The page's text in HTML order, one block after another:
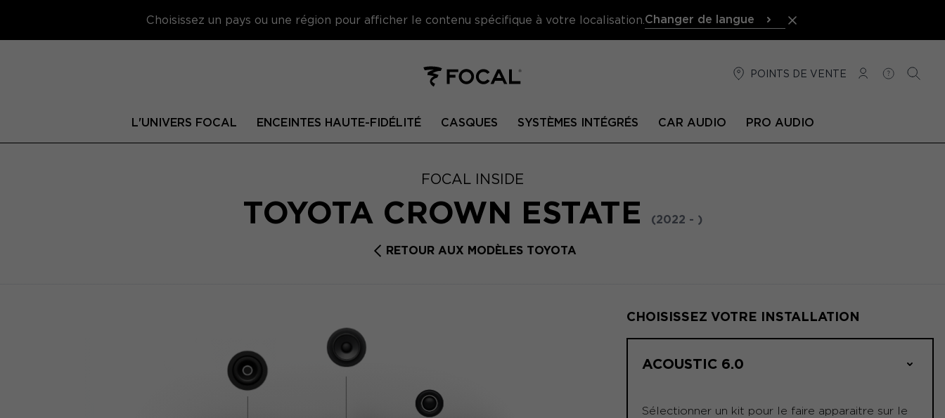
Choisissez un pays ou une région pour afficher le contenu spécifique à votre localisation. Changer de langue
POINTS DE VENTE
CONNEXION
AIDE
L'UNIVERS FOCAL ENCEINTES HAUTE-FIDÉLITÉ CASQUES SYSTÈMES INTÉGRÉS CAR AUDIO PRO AUDIO
FOCAL INSIDE
TOYOTA CROWN ESTATE (2022 - )
RETOUR AUX MODÈLES TOYOTA
CHOISISSEZ VOTRE INSTALLATION
ACOUSTIC 6.0
Sélectionner un kit pour le faire apparaitre sur le